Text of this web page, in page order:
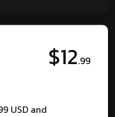
USD and
$12.99